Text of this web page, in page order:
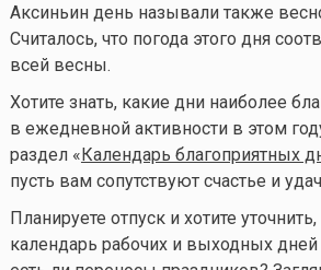
Аксиньин день называли также
Считалось, что погода этого дня
всей весны.
Хотите знать, какие дни наиболее
в ежедневной активности в этом
раздел «Календарь благоприятных
пусть вам сопутствуют счастье и
Планируете отпуск и хотите
календарь рабочих и выходных дней